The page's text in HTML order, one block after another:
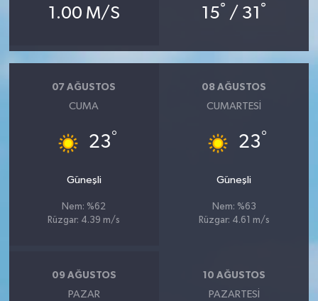
1.00 M/S 15° / 31 °
07 AĞUSTOS
CUMA
23°
Güneşli
Nem: %62
Rüzgar: 4.39 m/s
08 AĞUSTOS
CUMARTESI
23°
Güneşli
Nem: %63
Rüzgar: 4.61 m/s
09 AĞUSTOS
PAZAR
10 AĞUSTOS
PAZARTESI